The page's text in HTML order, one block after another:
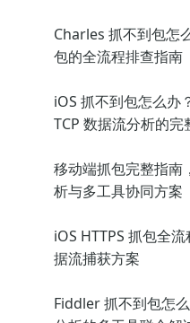
Charles 抓不到包怎
包的全流程排查指南
iOS 抓不到包怎么办
TCP 数据流分析的完
移动端抓包完整指南
析与多工具协同方案
iOS HTTPS 抓包全
据流捕获方案
Fiddler 抓不到包怎